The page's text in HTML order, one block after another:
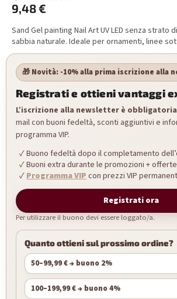
9,48 €
Sand Gel painting Nail Art UV LED senza strato
sabbia naturale. Ideale per ornamenti, linee
🎁 Novità: -10% alla prima iscrizione alla
Registrati e ottieni vantaggi
L’iscrizione alla newsletter è obbligatoria
mail con buoni fedeltà, sconti aggiuntivi e
programma VIP.
Buono fedeltà dopo il completamento
Buoni extra durante le promozioni +
Programma VIPcon prezzi VIP
Registrati ora
Per utilizzare il buono devi essere loggato/a.
Quanto ottieni sul prossimo ordine?
50–99,99 € → buono 2%
100–199,99 € → buono 4%